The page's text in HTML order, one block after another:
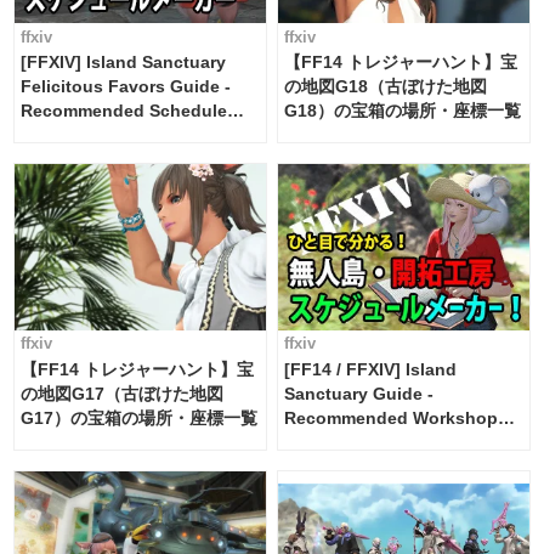
ffxiv
[FFXIV] Island Sanctuary
Felicitous Favors Guide -
Recommended Schedule
ffxiv
【FF14 トレジャーハント】宝
の地図G18（古ぼけた地図
G18）の宝箱の場所・座標一覧
ffxiv
【FF14 トレジャーハント】宝
の地図G17（古ぼけた地図
G17）の宝箱の場所・座標一覧
ffxiv
[FF14 / FFXIV] Island
Sanctuary Guide -
Recommended Workshop